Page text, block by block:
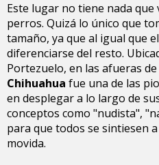
Este lugar no tiene nada que
perros. Quizá lo único que
tamaño, ya que al igual que
diferenciarse del resto.
Portezuelo, en las afueras de
Chihuahua fue una de las
en desplegar a lo largo de
conceptos como "nudista",
para que todos se sintiesen
movida.